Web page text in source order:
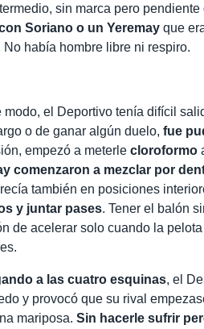
sin marca pero
Soriano o un Yeremay que
No había hombre libre ni respiro.
modo, el Deportivo tenía difícil
o de ganar algún duelo,fue
empezó a meterlecloroformo
comenzaron a mezclar por
también en posiciones
y juntar pases. Tener el balón
de acelerar solo cuando la
a las cuatro esquinas, el
y provocó que su rival
mariposa.Sin hacerle sufrir